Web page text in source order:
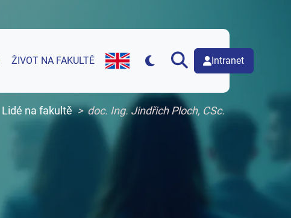
ŽIVOT NA FAKULTĚ
English version of web page
Intranet
Lidé na fakultě doc. Ing. Jindřich Ploch, CSc.